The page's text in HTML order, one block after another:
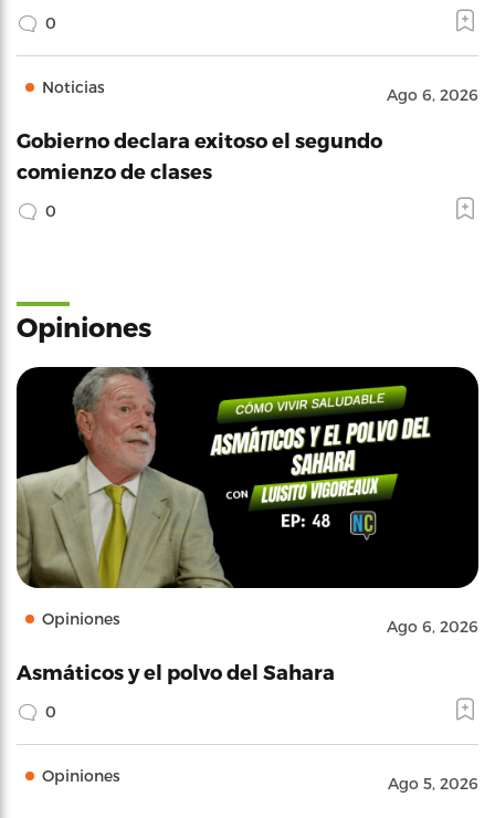
0
Noticias Ago 6, 2026
Gobierno declara exitoso el segundo
comienzo de clases
0
Opiniones
Opiniones Ago 6, 2026
Asmáticos y el polvo del Sahara
0
Opiniones Ago 5, 2026